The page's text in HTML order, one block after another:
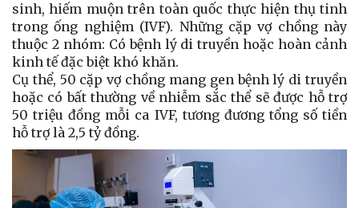
sinh, hiếm muộn trên toàn quốc thực hiện thụ tinh
trong ống nghiệm (IVF). Những cặp vợ chồng này
thuộc 2 nhóm: Có bệnh lý di truyền hoặc hoàn cảnh
kinh tế đặc biệt khó khăn.
Cụ thể, 50 cặp vợ chồng mang gen bệnh lý di truyền
hoặc có bất thường về nhiễm sắc thể sẽ được hỗ trợ
50 triệu đồng mỗi ca IVF, tương đương tổng số tiền
hỗ trợ là 2,5 tỷ đồng.